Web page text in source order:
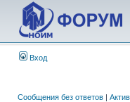
Вход
Сообщения без ответов |